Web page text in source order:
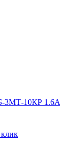
3МТ-10КР 1.6А